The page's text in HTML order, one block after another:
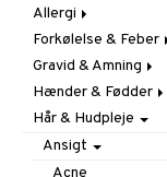
Allergi
Næsespray
Øjendråber
Forkølelse & Feber
Feber
Febertermometre
Hoste
Næse
Løbende &
Næse
Ondt i halsen &
Gravid & Amning
Brystbeskyttelse &
Indlæg
Brystpumpe
Hudpleje
Hænder & Fødder
Fodpleje
Fodcreme
Fodsvamp
Håndpleje
Håndcreme
Hår & Hudpleje
Ansigt
Acne